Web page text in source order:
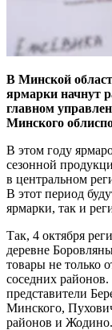
В Минской
ярмарки начнут
главном
Минского
В этом году
сезонной
в центральном
В этот период
ярмарки, так и
Так, 4 октября
деревне
товары не только
соседних
представители
Минского,
районов и Жодино.